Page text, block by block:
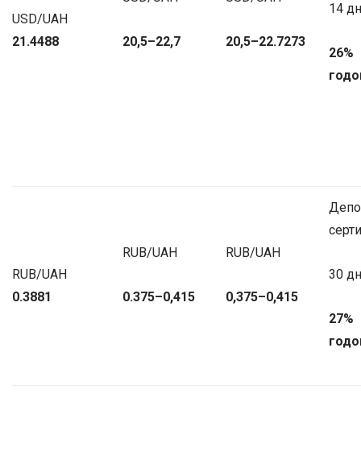
USD/UAH
21.4488
20,5–22,7 20,5–22.7273
14
26%
RUB/UAH
0.3881
RUB/UAH
0.375–0,415
RUB/UAH
0,375–0,415
30
27%